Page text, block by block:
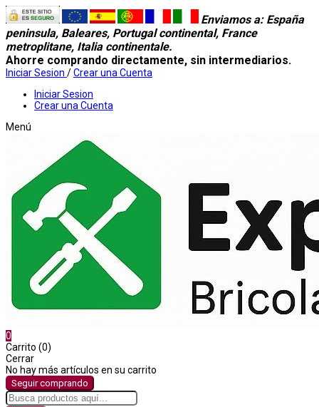
Enviamos a: España
peninsula, Baleares, Portugal continental, France
metroplitane, Italia continentale.
Ahorre comprando directamente, sin intermediarios.
Iniciar Sesion /Crear una Cuenta
Iniciar Sesion
Crear una Cuenta
Menú
0
Carrito (0)
Cerrar
No hay más artículos en su carrito
Seguir comprando